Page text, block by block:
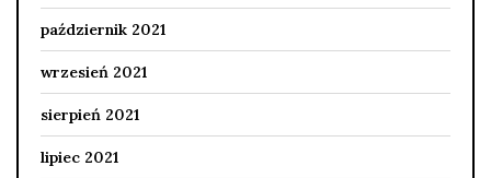
październik 2021
wrzesień 2021
sierpień 2021
lipiec 2021